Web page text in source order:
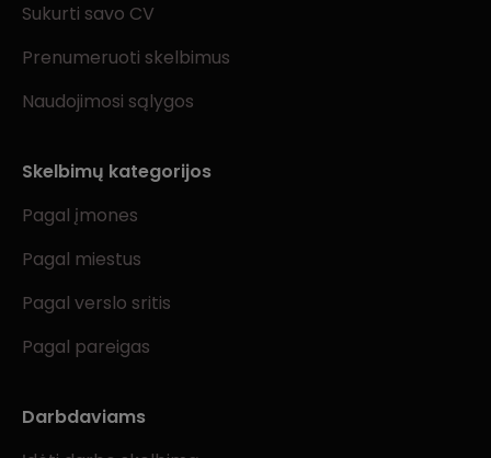
Sukurti savo CV
Prenumeruoti skelbimus
Naudojimosi sąlygos
Skelbimų kategorijos
Pagal įmones
Pagal miestus
Pagal verslo sritis
Pagal pareigas
Darbdaviams